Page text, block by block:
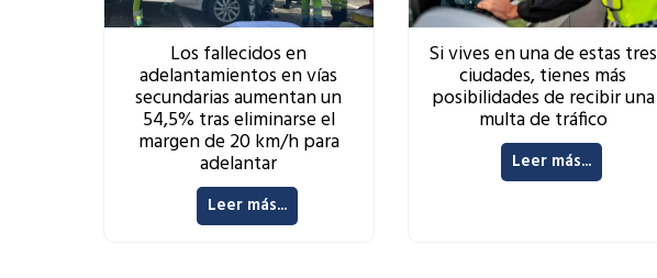
Los fallecidos en
adelantamientos en vías
secundarias aumentan un
54,5% tras eliminarse el
margen de 20 km/h para
adelantar
Leer más...
Si vives en una de estas tres
ciudades, tienes más
posibilidades de recibir una
multa de tráfico
Leer más...